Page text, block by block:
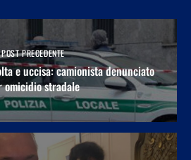
POST PRECEDENTE
e uccisa: camionista denunciato
omicidio stradale